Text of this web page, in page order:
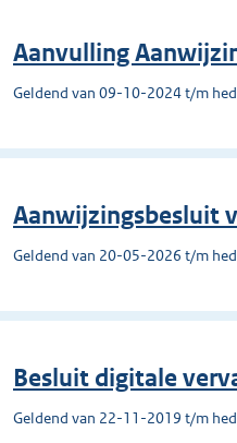
Aanvulling
Geldend van 09-10-2024 t/m
Aanwijzingsbesluit
Geldend van 20-05-2026 t/m
Besluit digitale
Geldend van 22-11-2019 t/m